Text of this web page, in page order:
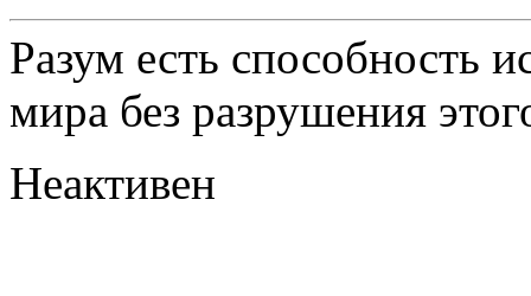
Разум есть способность
мира без разрушения
Неактивен